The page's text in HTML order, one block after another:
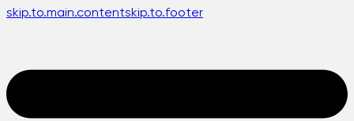
skip.to.main.contentskip.to.footer